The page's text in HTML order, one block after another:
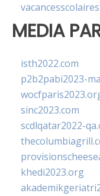
MEDIA
isth2022.com
p2b2pabi2023-
sinc2023.com
scdlqatar2022-
khedi2023.org